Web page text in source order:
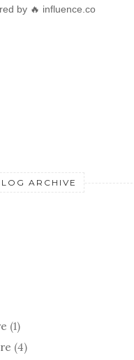
by 🔥 influence.co
ARCHIVE
(1)
(4)